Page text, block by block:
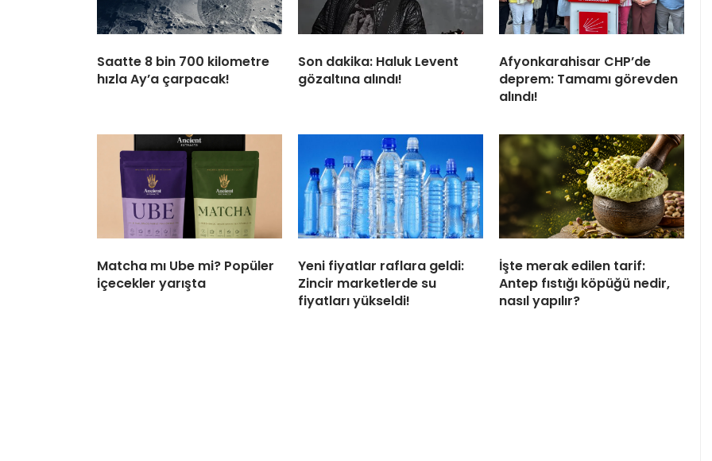
Saatte 8 bin 700 kilometre
hızla Ay’a çarpacak!
Son dakika: Haluk Levent
gözaltına alındı!
Afyonkarahisar CHP’de
deprem: Tamamı görevden
alındı!
Matcha mı Ube mi? Popüler
içecekler yarışta
Yeni fiyatlar raflara geldi:
Zincir marketlerde su
fiyatları yükseldi!
İşte merak edilen tarif:
Antep fıstığı köpüğü nedir,
nasıl yapılır?